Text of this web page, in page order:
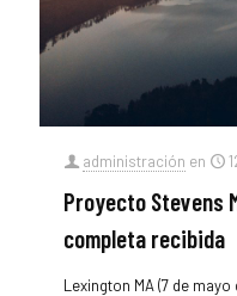
administración en
Proyecto Stevens
completa recibida
Lexington MA (7 de